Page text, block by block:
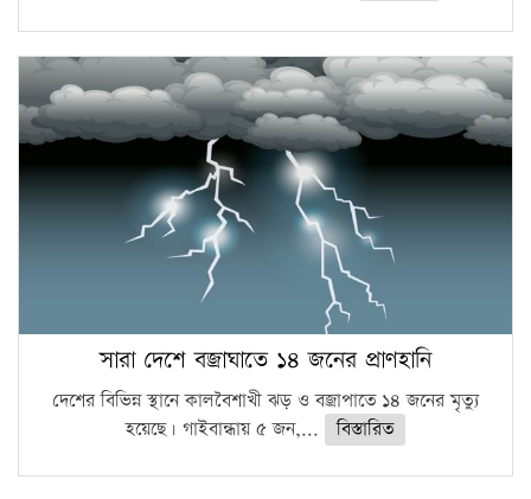
সারা দেশে বজ্রাঘাতে ১৪ জনের প্রাণহানি
দেশের বিভিন্ন স্থানে কালবৈশাখী ঝড় ও বজ্রাপাতে ১৪ জনের মৃত্যু
হয়েছে। গাইবান্ধায় ৫ জন,...
বিস্তারিত